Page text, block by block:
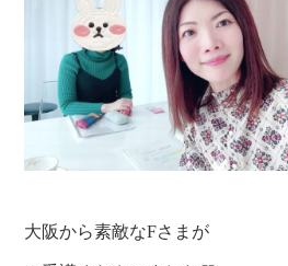
大阪から素敵なFさまが